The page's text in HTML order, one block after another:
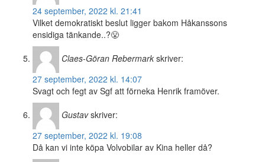
24 september, 2022 kl. 21:41
Vilket demokratiskt beslut ligger bakom Håkanssons
ensidiga tänkande..?😤
Claes-Göran Rebermark skriver:
27 september, 2022 kl. 14:07
Svagt och fegt av Sgf att förneka Henrik framöver.
Gustav skriver:
27 september, 2022 kl. 19:08
Då kan vi inte köpa Volvobilar av Kina heller då?